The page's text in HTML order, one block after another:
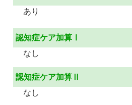
あり
認知症ケア加算Ⅰ
なし
認知症ケア加算Ⅱ
なし